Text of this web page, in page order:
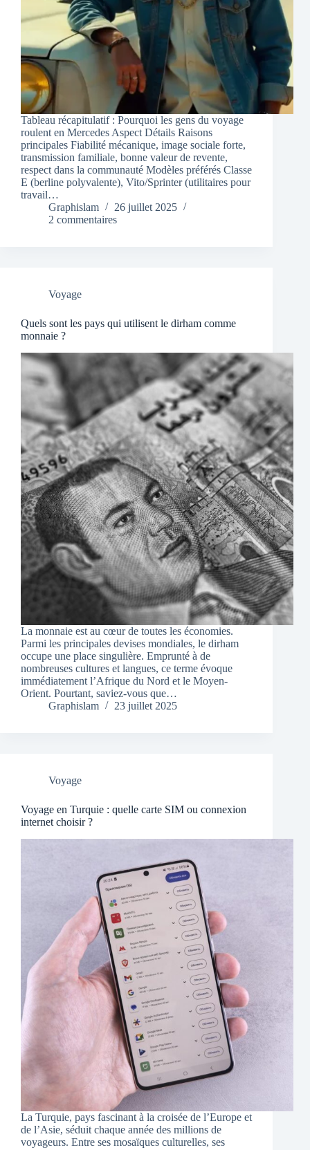
Tableau récapitulatif : Pourquoi les gens du voyage
roulent en Mercedes Aspect Détails Raisons
principales Fiabilité mécanique, image sociale forte,
transmission familiale, bonne valeur de revente,
respect dans la communauté Modèles préférés Classe
E (berline polyvalente), Vito/Sprinter (utilitaires pour
travail…
Graphislam
26 juillet 2025
2 commentaires
Voyage
Quels sont les pays qui utilisent le dirham comme
monnaie ?
La monnaie est au cœur de toutes les économies.
Parmi les principales devises mondiales, le dirham
occupe une place singulière. Emprunté à de
nombreuses cultures et langues, ce terme évoque
immédiatement l’Afrique du Nord et le Moyen-
Orient. Pourtant, saviez-vous que…
Graphislam
23 juillet 2025
Voyage
Voyage en Turquie : quelle carte SIM ou connexion
internet choisir ?
La Turquie, pays fascinant à la croisée de l’Europe et
de l’Asie, séduit chaque année des millions de
voyageurs. Entre ses mosaïques culturelles, ses